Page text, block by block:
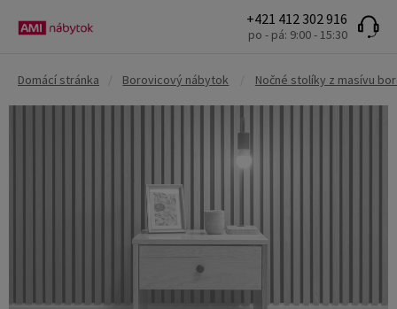
+421 412 302 916
po - pá: 9:00 - 15:30
Domácí stránka Borovicový nábytok Nočné stolíky z masívu